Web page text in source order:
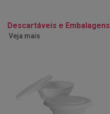
Descartáveis e Embalagens
Veja mais